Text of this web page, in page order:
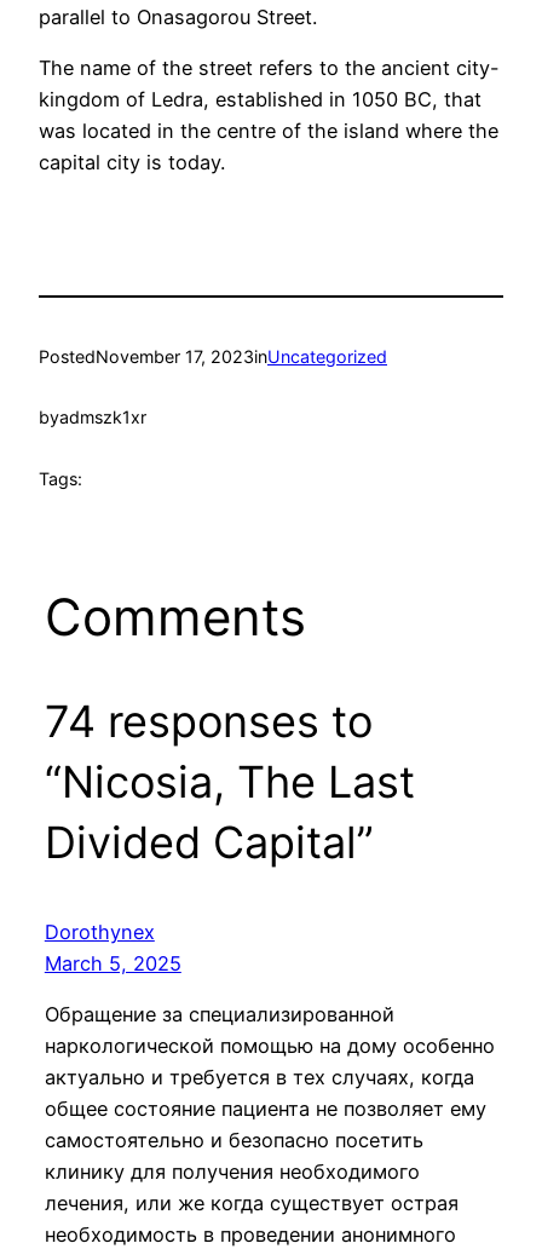
parallel to Onasagorou Street.
The name of the street refers to the ancient city-
kingdom of Ledra, established in 1050 BC, that
was located in the centre of the island where the
capital city is today.
PostedNovember 17, 2023inUncategorized
byadmszk1xr
Tags:
Comments
74 responses to
“Nicosia, The Last
Divided Capital”
Dorothynex
March 5, 2025
Обращение за специализированной
наркологической помощью на дому особенно
актуально и требуется в тех случаях, когда
общее состояние пациента не позволяет ему
самостоятельно и безопасно посетить
клинику для получения необходимого
лечения, или же когда существует острая
необходимость в проведении анонимного